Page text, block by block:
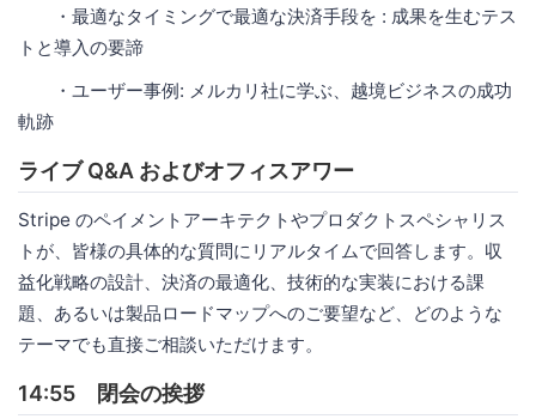
・最適なタイミングで最適な決済手段を : 成果を生むテス
トと導入の要諦
・ユーザー事例: メルカリ社に学ぶ、越境ビジネスの成功
軌跡
ライブ Q&A およびオフィスアワー
Stripe のペイメントアーキテクトやプロダクトスペシャリス
トが、皆様の具体的な質問にリアルタイムで回答します。収
益化戦略の設計、決済の最適化、技術的な実装における課
題、あるいは製品ロードマップへのご要望など、どのような
テーマでも直接ご相談いただけます。
14:55 閉会の挨拶